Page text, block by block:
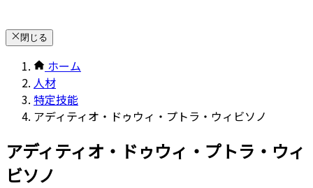
閉じる
ホーム
人材
特定技能
アディティオ・ドゥウィ・プトラ・ウィビソノ
アディティオ・ドゥウィ・プトラ・ウィ
ビソノ